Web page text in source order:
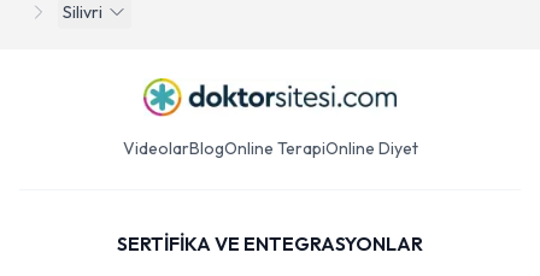
Silivri
VideolarBlogOnline TerapiOnline Diyet
SERTİFİKA VE ENTEGRASYONLAR